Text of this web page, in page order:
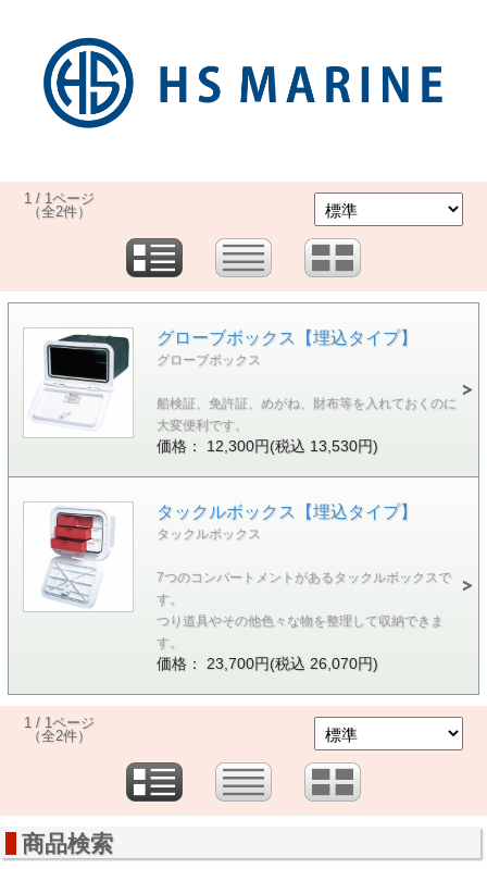
1 / 1ページ
（全2件）
グローブボックス【埋込タイプ】
グローブボックス
船検証、免許証、めがね、財布等を入れておくのに
大変便利です。
価格： 12,300円(税込 13,530円)
タックルボックス【埋込タイプ】
タックルボックス
7つのコンパートメントがあるタックルボックスで
す。
つり道具やその他色々な物を整理して収納できま
す。
価格： 23,700円(税込 26,070円)
1 / 1ページ
（全2件）
商品検索